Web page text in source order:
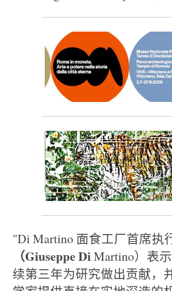
"Di Martino 面食工厂首席执
（Giuseppe DiMartino）表
续第三年为研究做出贡献，